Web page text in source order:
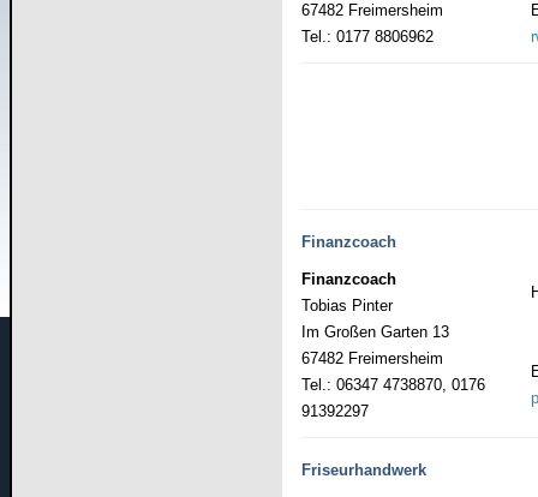
67482 Freimersheim
Tel.: 0177 8806962
Finanzcoach
Finanzcoach
Tobias Pinter
Im Großen Garten 13
67482 Freimersheim
Tel.: 06347 4738870, 0176
91392297
Friseurhandwerk